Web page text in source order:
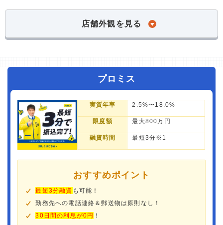
店舗外観を見る
プロミス
実質年率 2.5%〜18.0%
限度額 最大800万円
融資時間 最短3分※1
おすすめポイント
最短3分融資 も可能！
勤務先への電話連絡＆郵送物は原則なし！
30日間の利息が0円 ！